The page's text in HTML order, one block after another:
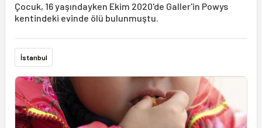
Çocuk, 16 yaşındayken Ekim 2020'de Galler'in Powys
kentindeki evinde ölü bulunmuştu.
İstanbul